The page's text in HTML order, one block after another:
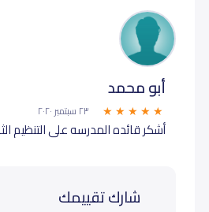
أبو محمد
٢٣ سبتمبر ٢٠٢٠
أشكر قائده المدرسه على التنظيم
شارك تقييمك